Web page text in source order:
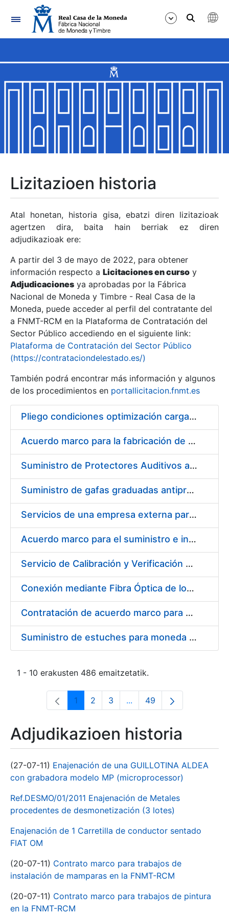
Nabigazioa
Erakutsi/Ezkutatu
Erakutsi/Ezkutatu
Erakutsi/Ezkutatu
Erakutsi/Ezkutatu
Erakutsi/Ezkutatu
Erakutsi/Ezkutatu
Erakutsi/Ezkutatu
Erakutsi/Ezkutatu
Lizitazioen historia
Atal honetan, historia gisa, ebatzi diren lizitazioak
agertzen dira, baita hain berriak ez diren
adjudikazioak ere:
A partir del 3 de mayo de 2022, para obtener
información respecto a Licitaciones en curso y
Adjudicaciones ya aprobadas por la Fábrica
Nacional de Moneda y Timbre - Real Casa de la
Moneda, puede acceder al perfil del contratante del
a FNMT-RCM en la Plataforma de Contratación del
Sector Público accediendo en el siguiente link:
Plataforma de Contratación del Sector Público
(https://contrataciondelestado.es/)
También podrá encontrar más información y algunos
de los procedimientos en portallicitacion.fnmt.es
Pliego condiciones optimización cargas compras firmado
Acuerdo marco para la fabricación de piezas
Suministro de Protectores Auditivos a medida para las personas trabajadoras de los Centros de Trabajo de Madrid y Burgos
Suministro de gafas graduadas antiproyecciones para los trabajadores de la FNMT-RCM en los centros de trabajo de Madrid y Burgos
Servicios de una empresa externa para el asesoramiento y resolución de los recursos de alzada que se presentan relacionados con procesos de selección para la FNMT-RCM
Acuerdo marco para el suministro e instalación de persianas, estores y otros complementos
Servicio de Calibración y Verificación Externa de los Equipos de Medición del Servicio de Prevención de la FNMT-RCM
Conexión mediante Fibra Óptica de los Centros de Proceso de Datos (CPDs) de las sedes de la FNMT-RCM de Burgos y Madrid
Contratación de acuerdo marco para el Suministro de Material de Electricidad para la Fábrica Nacional de Moneda y Timbre-Real Casa de la Moneda en su centro de trabajo de Burgos
Suministro de estuches para moneda de 30 €
1 - 10 erakusten 486 emaitzetatik.
Orrialdea
1 Orrialdea
2 Orrialdea
3 ...Intermediate Pages Use
Orrialdea
49
Adjudikazioen historia
(27-07-11) Enajenación de una GUILLOTINA ALDEA
con grabadora modelo MP (microprocessor)
Ref.DESMO/01/2011 Enajenación de Metales
procedentes de desmonetización (3 lotes)
Enajenación de 1 Carretilla de conductor sentado
FIAT OM
(20-07-11) Contrato marco para trabajos de
instalación de mamparas en la FNMT-RCM
(20-07-11) Contrato marco para trabajos de pintura
en la FNMT-RCM